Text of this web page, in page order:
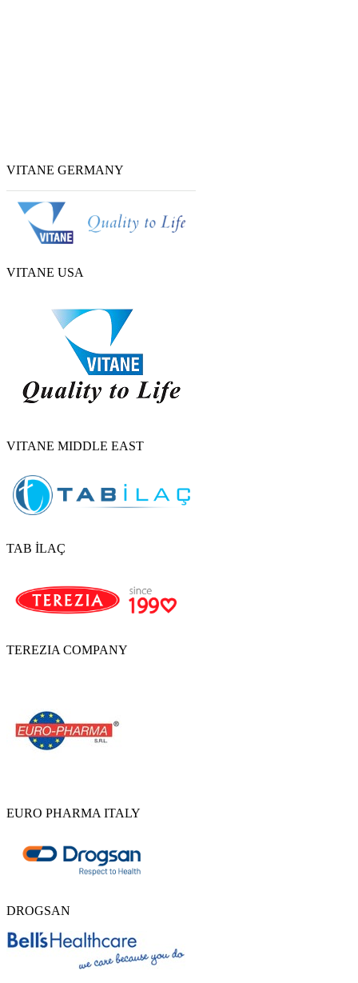
VITANE GERMANY
VITANE USA
VITANE MIDDLE EAST
TAB İLAÇ
TEREZIA COMPANY
EURO PHARMA ITALY
DROGSAN